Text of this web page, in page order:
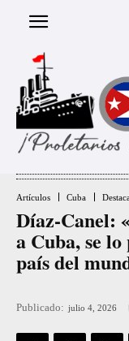
Artículos Cuba
Díaz-Canel:
a Cuba, se
país del
Publicado: julio 4, 2026